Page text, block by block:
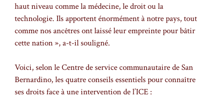
haut niveau comme la médecine, le droit ou la
technologie. Ils apportent énormément à notre pays, tout
comme nos ancêtres ont laissé leur empreinte pour bâtir
cette nation », a-t-il souligné.
Voici, selon le Centre de service communautaire de San
Bernardino, les quatre conseils essentiels pour connaître
ses droits face à une intervention de l’ICE :